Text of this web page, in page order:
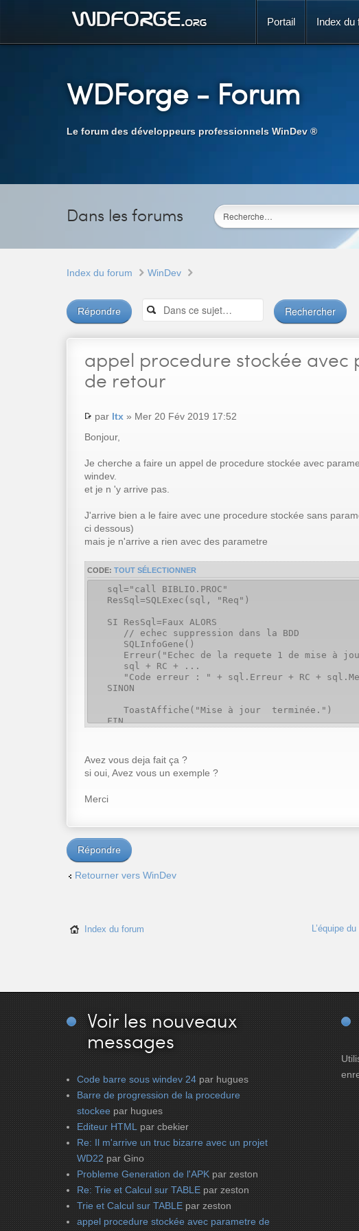
Portail Index du
WDForge- Forum
Le forum des développeurs professionnels WinDev ®
Dans les forums
Index du forum WinDev
Répondre
appel procedure stockée avec
de retour
par ltx » Mer 20 Fév 2019 17:52
Bonjour,
Je cherche a faire un appel de procedure stockée avec
windev.
et je n 'y arrive pas.
J'arrive bien a le faire avec une procedure stockée sans
ci dessous)
mais je n'arrive a rien avec des parametre
CODE: TOUT SÉLECTIONNER
sql="call BIBLIO.PROC"
ResSql=SQLExec(sql, "Req")
SI ResSql=Faux ALORS
// echec suppression dans la BDD
SQLInfoGene()
Erreur("Echec de la requete 1 de mise à
sql + RC + ...
"Code erreur : " + sql.Erreur + RC +
SINON
ToastAffiche("Mise à jour terminée.")
FIN
SQLDéconnecte()
Avez vous deja fait ça ?
si oui, Avez vous un exemple ?
Merci
Répondre
Retourner vers WinDev
Index du forum L’équipe
Voir les nouveaux
messages
Code barre sous windev 24 par hugues
Barre de progression de la procedure
stockee par hugues
Editeur HTML par cbekier
Re: Il m'arrive un truc bizarre avec un projet
WD22 par Gino
Probleme Generation de l'APK par zeston
Re: Trie et Calcul sur TABLE par zeston
Trie et Calcul sur TABLE par zeston
appel procedure stockée avec parametre de